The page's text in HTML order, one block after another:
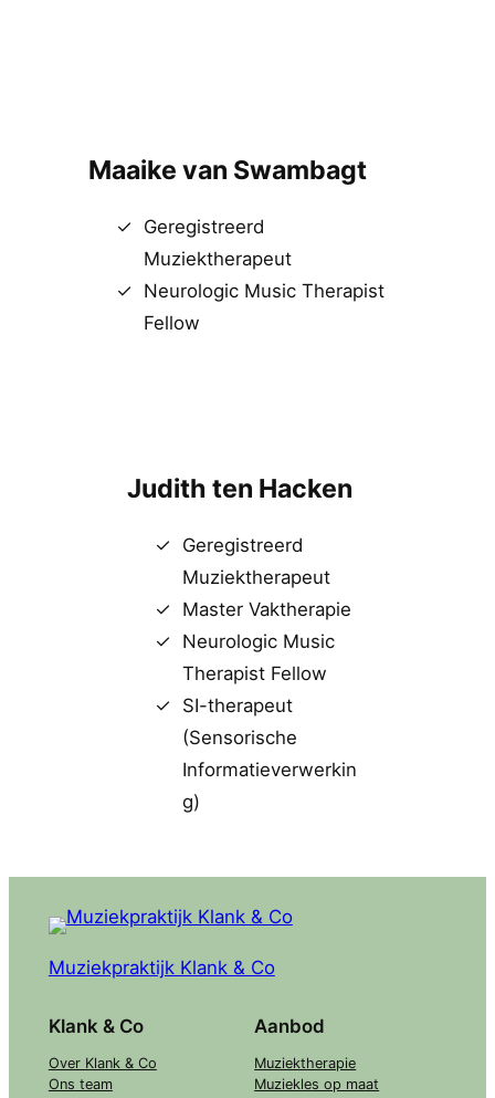
Maaike van Swambagt
Geregistreerd
Muziektherapeut
Neurologic Music Therapist
Fellow
Judith ten Hacken
Geregistreerd
Muziektherapeut
Master Vaktherapie
Neurologic Music
Therapist Fellow
SI-therapeut
(Sensorische
Informatieverwerkin
g)
Muziekpraktijk Klank & Co
Klank & Co
Over Klank & Co
Ons team
Aanbod
Muziektherapie
Muziekles op maat